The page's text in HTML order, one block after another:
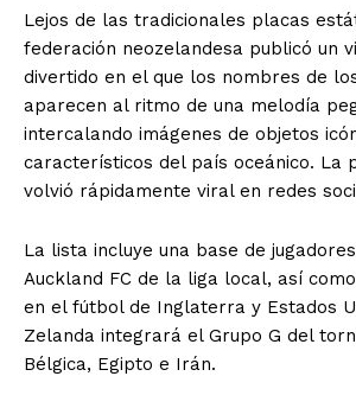
Lejos de las tradicionales placas
federación neozelandesa publicó un
divertido en el que los nombres de
aparecen al ritmo de una melodía
intercalando imágenes de objetos
característicos del país oceánico. La
volvió rápidamente viral en redes
La lista incluye una base de
Auckland FC de la liga local, así
en el fútbol de Inglaterra y Estados
Zelanda integrará el Grupo G del
Bélgica, Egipto e Irán.